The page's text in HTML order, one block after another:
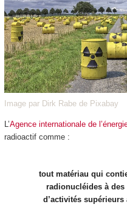
Image par Dirk Rabe de Pixabay
L’Agence internationale de
radioactif comme :
tout matériau qui
radionucléides à
d’activités